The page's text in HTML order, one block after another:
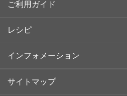
ご利用ガイド
レシピ
インフォメーション
サイトマップ